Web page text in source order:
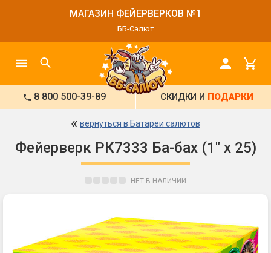
МАГАЗИН ФЕЙЕРВЕРКОВ №1
ББ-Салют
8 800 500-39-89 СКИДКИ И ПОДАРКИ
« вернуться в Батареи салютов
Фейерверк РК7333 Ба-бах (1" х 25)
НЕТ В НАЛИЧИИ